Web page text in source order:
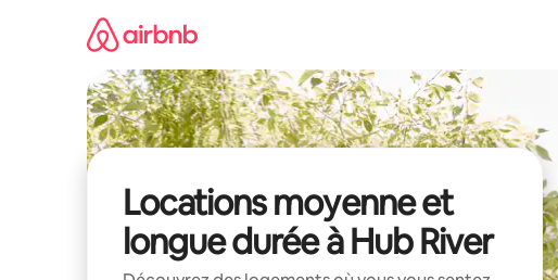
Locations moyenne et
longue durée à Hub River